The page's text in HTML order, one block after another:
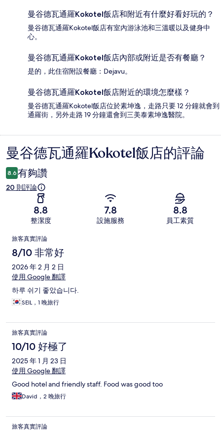
曼谷德瓦通羅Kokotel飯店和附近有什麼好看好玩的？
曼谷德瓦通羅Kokotel飯店有室內游泳池和三溫暖以及健身中
心。
曼谷德瓦通羅Kokotel飯店內部或附近是否有餐廳？
是的，此住宿附設餐廳：Dejavu。
曼谷德瓦通羅Kokotel飯店附近的環境怎麼樣？
曼谷德瓦通羅Kokotel飯店位於素坤逸，走路只要 12 分鐘就會到
通羅街，另外走路 19 分鐘還會到三美泰素坤逸醫院。
評
論
曼谷德瓦通羅Kokotel飯店的評論
8.6 有夠讚
20 則評論
8.8
整潔度
7.8
設施服務
8.8
員工素質
評
論
旅客真實評論
8/10 非常好
2026 年 2 月 2 日
使用 Google 翻譯
하루 쉬기 좋았습니다.
SEIL，1 晚旅行
旅客真實評論
10/10 好極了
2025 年 1 月 23 日
使用 Google 翻譯
Good hotel and friendly staff. Food was good too
David，2 晚旅行
旅客真實評論